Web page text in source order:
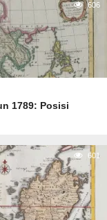
606
1789: Posisi
601